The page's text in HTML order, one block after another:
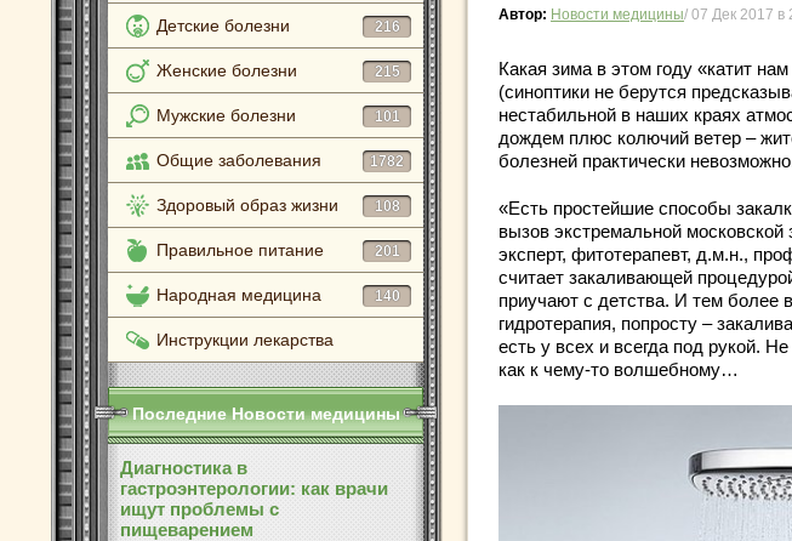
Детские болезни 216
Женские болезни 215
Мужские болезни 101
Общие заболевания 1782
Здоровый образ жизни 108
Правильное питание 201
Народная медицина 140
Инструкции лекарства
Последние Новости медицины
Диагностика в
гастроэнтерологии: как врачи
ищут проблемы с
пищеварением
Автор: Новости медицины/ 07 Дек 2017 в
Какая зима в этом году «катит
(синоптики не берутся
нестабильной в наших краях
дождем плюс колючий ветер –
болезней практически
«Есть простейшие способы
вызов экстремальной
эксперт, фитотерапевт, д.м.н.,
считает закаливающей
приучают с детства. И тем более
гидротерапия, попросту –
есть у всех и всегда под рукой.
как к чему-то волшебному…